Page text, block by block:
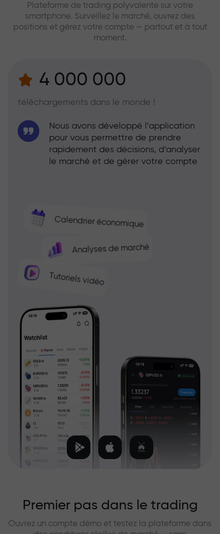
Plateforme de trading polyvalente sur votre
smartphone. Surveillez le marché, ouvrez des
positions et gérez votre compte — partout et à tout
moment.
4 000 000
téléchargements dans le monde !
Calendrier économique
Analyses de marché
Tutoriels vidéo
Nous avons développé l’application
pour vous permettre de prendre
rapidement des décisions, d’analyser
le marché et de gérer votre compte
Premier pas dans le trading
Ouvrez un compte démo et testez la plateforme dans